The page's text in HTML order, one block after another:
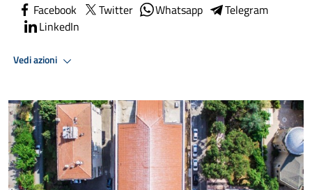
Facebook Twitter Whatsapp
Telegram
LinkedIn
Vedi azioni